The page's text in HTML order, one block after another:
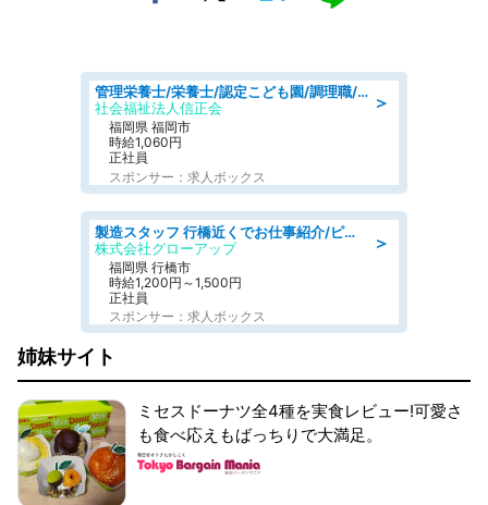
＞
管理栄養士/栄養士/認定こども園/調理職/認定こども園/週3日～相談可能
社会福祉法人信正会
福岡県 福岡市
時給1,060円
正社員
スポンサー：求人ボックス
＞
製造スタッフ 行橋近くでお仕事紹介/ピッキング·組立·検査·リフトなど
株式会社グローアップ
福岡県 行橋市
時給1,200円～1,500円
正社員
スポンサー：求人ボックス
姉妹サイト
ミセスドーナツ全4種を実食レビュー!可愛さ
も食べ応えもばっちりで大満足。